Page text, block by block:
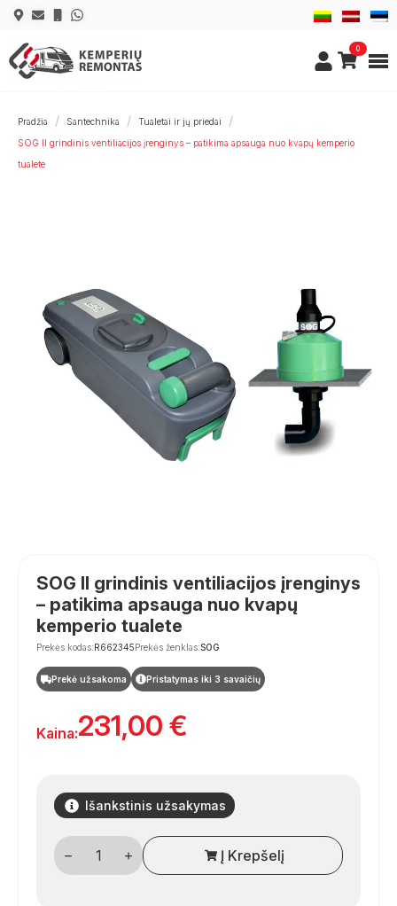
0
Pradžia Santechnika
Tualetai ir jų priedai
SOG II grindinis ventiliacijos įrenginys – patikima apsauga nuo kvapų kemperio
tualete
SOG II grindinis ventiliacijos įrenginys
– patikima apsauga nuo kvapų
kemperio tualete
Prekės kodas:R662345Prekės ženklas:SOG
Prekė užsakoma Pristatymas iki 3 savaičių
Kaina:231,00 €
Išankstinis užsakymas
produkto
kiekis:
SOG
Į Krepšelį